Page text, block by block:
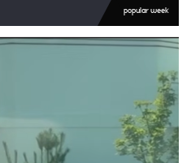
popular week